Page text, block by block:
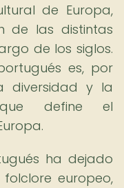
de Europa,
de las distintas
de los siglos.
es, por
diversidad y la
que define el
ha dejado
europeo,